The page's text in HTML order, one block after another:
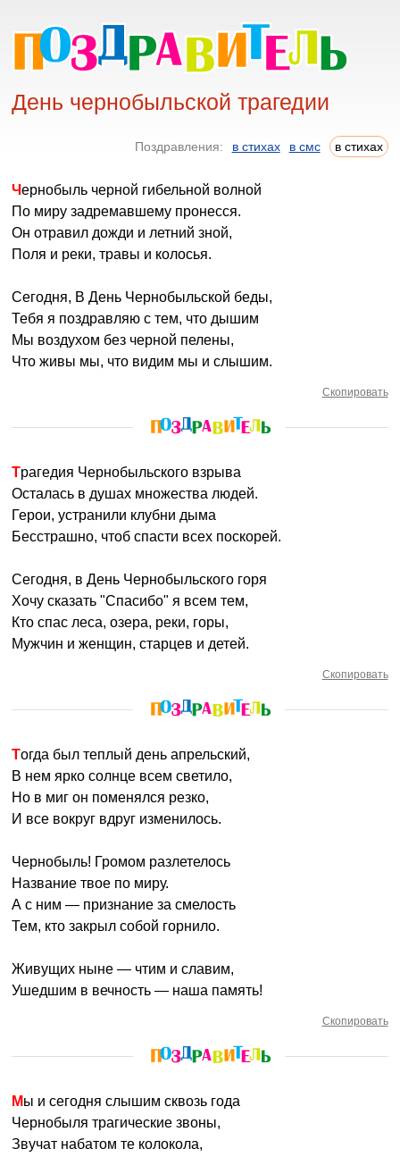
День чернобыльской трагедии
Поздравления: в стихах в смс в стихах
Чернобыль черной гибельной волной
По миру задремавшему пронесся.
Он отравил дожди и летний зной,
Поля и реки, травы и колосья.
Сегодня, В День Чернобыльской беды,
Тебя я поздравляю с тем, что дышим
Мы воздухом без черной пелены,
Что живы мы, что видим мы и слышим.
Скопировать
Трагедия Чернобыльского взрыва
Осталась в душах множества людей.
Герои, устранили клубни дыма
Бесстрашно, чтоб спасти всех поскорей.
Сегодня, в День Чернобыльского горя
Хочу сказать "Спасибо" я всем тем,
Кто спас леса, озера, реки, горы,
Мужчин и женщин, старцев и детей.
Скопировать
Тогда был теплый день апрельский,
В нем ярко солнце всем светило,
Но в миг он поменялся резко,
И все вокруг вдруг изменилось.
Чернобыль! Громом разлетелось
Название твое по миру.
А с ним — признание за смелость
Тем, кто закрыл собой горнило.
Живущих ныне — чтим и славим,
Ушедшим в вечность — наша память!
Скопировать
Мы и сегодня слышим сквозь года
Чернобыля трагические звоны,
Звучат набатом те колокола,